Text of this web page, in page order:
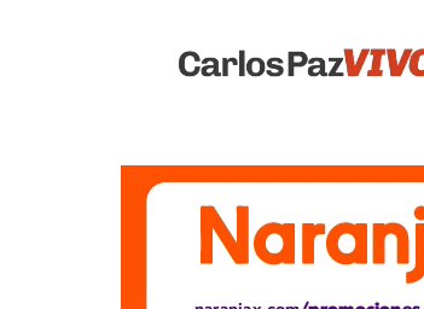
Vivo